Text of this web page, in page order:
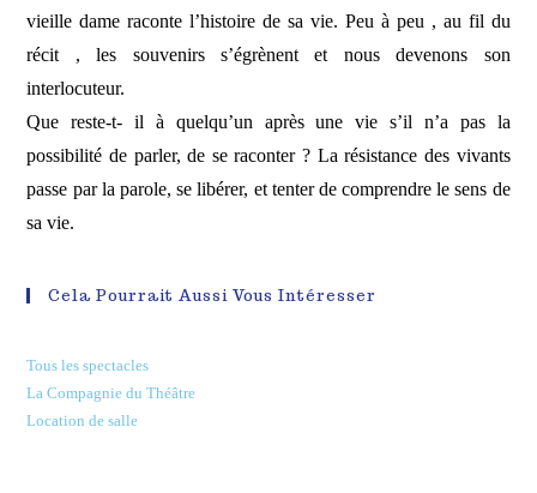
vieille dame raconte l’histoire de sa vie. Peu à peu , au fil du
récit , les souvenirs s’égrènent et nous devenons son
interlocuteur.
Que reste-t- il à quelqu’un après une vie s’il n’a pas la
possibilité de parler, de se raconter ? La résistance des vivants
passe par la parole, se libérer, et tenter de comprendre le sens de
sa vie.
Cela Pourrait Aussi Vous Intéresser
Tous les spectacles
La Compagnie du Théâtre
Location de salle